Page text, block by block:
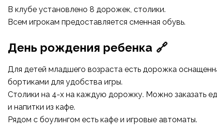
В клубе установлено 8 дорожек, столики.
Всем игрокам предоставляется сменная обувь.
День рождения ребенка 🔗
Для детей младшего возраста есть дорожка
бортиками для удобства игры.
Столики на 4-х на каждую дорожку. Можно заказать
и напитки из кафе.
Рядом с боулингом есть кафе и игровые автоматы.